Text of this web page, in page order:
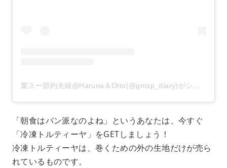
業スー節約夫婦@Haruna＆Otto(@gmsp_diary)がシェアした投稿
「朝食はパン派なのよね」というあなたは、今すぐ
「冷凍トルティーヤ」をGETしましょう！
冷凍トルティーヤは、巻くための外の生地だけが売ら
れているものです。